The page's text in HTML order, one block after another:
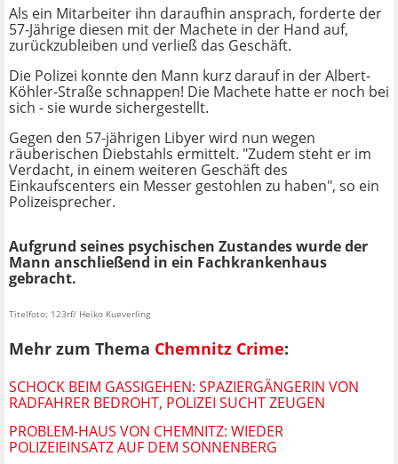
Als ein Mitarbeiter ihn daraufhin ansprach, forderte der
57-Jährige diesen mit der Machete in der Hand auf,
zurückzubleiben und verließ das Geschäft.
Die Polizei konnte den Mann kurz darauf in der Albert-
Köhler-Straße schnappen! Die Machete hatte er noch bei
sich - sie wurde sichergestellt.
Gegen den 57-jährigen Libyer wird nun wegen
räuberischen Diebstahls ermittelt. "Zudem steht er im
Verdacht, in einem weiteren Geschäft des
Einkaufscenters ein Messer gestohlen zu haben", so ein
Polizeisprecher.
Aufgrund seines psychischen Zustandes wurde der
Mann anschließend in ein Fachkrankenhaus
gebracht.
Titelfoto: 123rf/ Heiko Kueverling
Mehr zum Thema Chemnitz Crime:
SCHOCK BEIM GASSIGEHEN: SPAZIERGÄNGERIN VON
RADFAHRER BEDROHT, POLIZEI SUCHT ZEUGEN
PROBLEM-HAUS VON CHEMNITZ: WIEDER
POLIZEIEINSATZ AUF DEM SONNENBERG